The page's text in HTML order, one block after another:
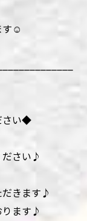
す☺️
さい◆
ださい♪
だきます♪
ります♪